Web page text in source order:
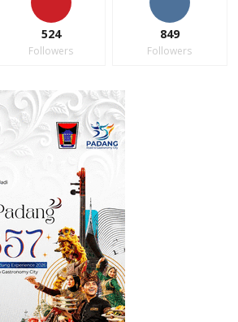
524
Followers
849
Followers